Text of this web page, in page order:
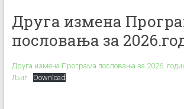
Друга измена
пословања за
Друга измена Програма пословања за 2026.
Љиг
Download